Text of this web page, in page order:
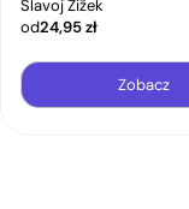
Slavoj Žižek
od24,95zł
Zobacz